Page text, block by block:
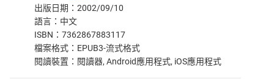
出版日期：2002/09/10
語言：中文
ISBN：7362867883117
檔案格式：EPUB3-流式格式
閱讀裝置：閱讀器, Android應用程式, iOS應用程式